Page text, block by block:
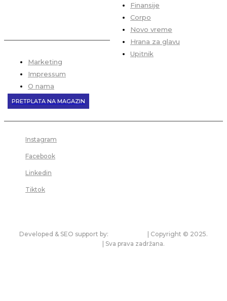
Finansije
Corpo
Novo vreme
Hrana za glavu
Upitnik
Marketing
Impressum
O nama
PRETPLATA NA MAGAZIN
Instagram
Facebook
Linkedin
Tiktok
Developed & SEO support by:
| Copyright © 2025.
| Sva prava zadržana.